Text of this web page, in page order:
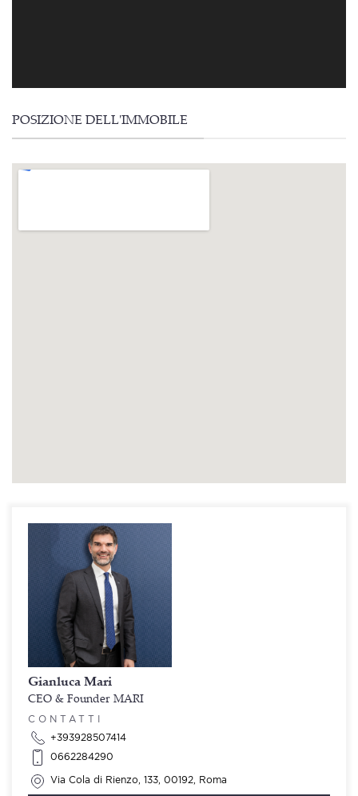
POSIZIONE DELL'IMMOBILE
Gianluca Mari
CEO & Founder MARI
CONTATTI
+393928507414
0662284290
Via Cola di Rienzo, 133, 00192, Roma